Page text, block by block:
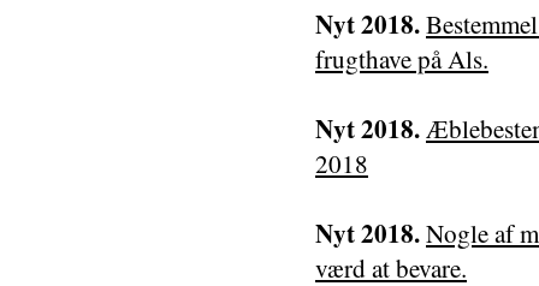
Nyt 2018.
frugthave på Als.
Nyt 2018.
2018
Nyt 2018.Nogle af
værd at bevare.